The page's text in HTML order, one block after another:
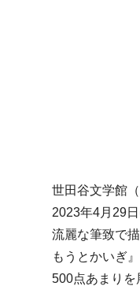
世田谷文学館
2023年4月29
流麗な筆致で
もうとかいぎ
500点あまりを